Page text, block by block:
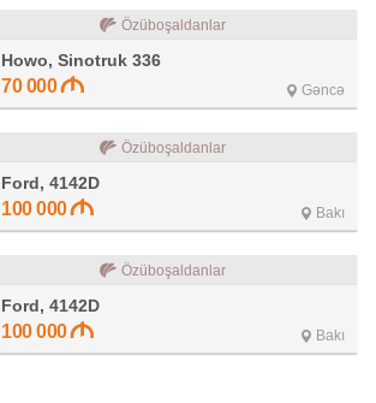
Özüboşaldanlar
Howo, Sinotruk 336
70 000 Gəncə
Özüboşaldanlar
Ford, 4142D
100 000 Bakı
Özüboşaldanlar
Ford, 4142D
100 000 Bakı